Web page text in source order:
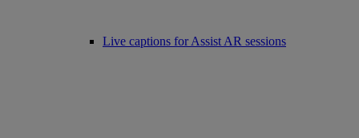
Live captions for Assist AR sessions